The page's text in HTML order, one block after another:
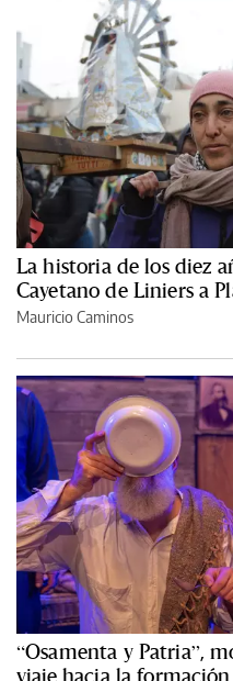
La historia de los diez
Cayetano de Liniers a
Mauricio Caminos
“Osamenta y Patria”,
viaje hacia la